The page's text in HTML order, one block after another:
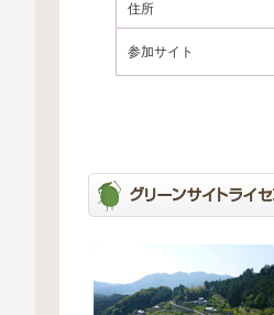
住所
参加サイト